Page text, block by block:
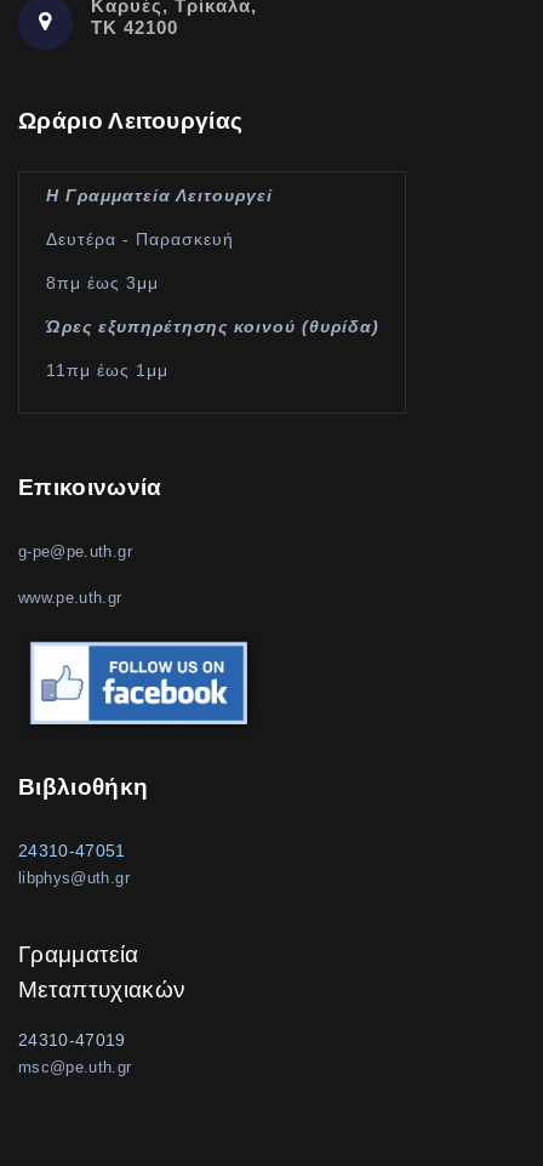
Καρυές, Τρίκαλα,
ΤΚ 42100
Ωράριο Λειτουργίας
Η Γραμματεία Λειτουργεί
Δευτέρα - Παρασκευή
8πμ έως 3μμ
Ώρες εξυπηρέτησης κοινού (θυρίδα)
11πμ έως 1μμ
Επικοινωνία
g-pe@pe.uth.gr
www.pe.uth.gr
Βιβλιοθήκη
24310-47051
libphys@uth.gr
Γραμματεία
Μεταπτυχιακών
24310-47019
msc@pe.uth.gr